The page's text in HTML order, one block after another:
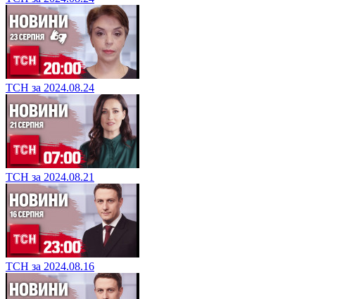
ТСН за 2024.08.24
ТСН за 2024.08.21
ТСН за 2024.08.16